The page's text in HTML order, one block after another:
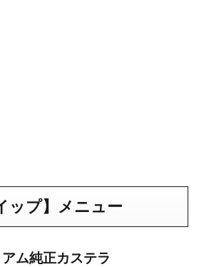
ップ】メニュー
ム純正カステラ